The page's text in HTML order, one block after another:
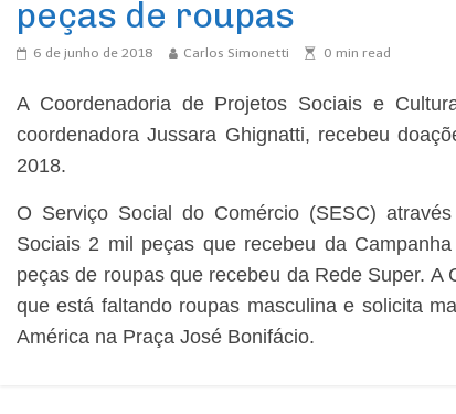
peças de roupas
6 de junho de 2018 Carlos Simonetti 0 min read
A Coordenadoria de Projetos Sociais e
coordenadora Jussara Ghignatti, recebeu
2018.
O Serviço Social do Comércio (SESC)
Sociais 2 mil peças que recebeu da
peças de roupas que recebeu da Rede Super.
que está faltando roupas masculina e solicita
América na Praça José Bonifácio.